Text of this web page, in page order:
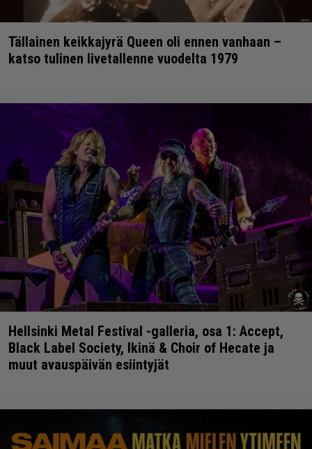
Tällainen keikkajyrä Queen oli ennen vanhaan –
katso tulinen livetallenne vuodelta 1979
Hellsinki Metal Festival -galleria, osa 1: Accept,
Black Label Society, Ikinä & Choir of Hecate ja
muut avauspäivän esiintyjät